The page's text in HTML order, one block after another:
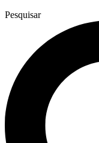
Pesquisar